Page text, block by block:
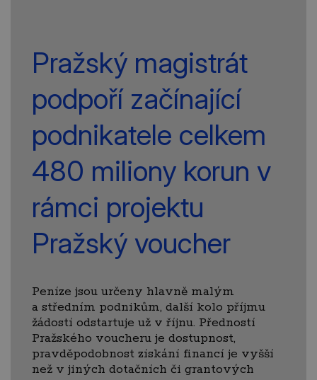
Pražský magistrát
podpoří začínající
podnikatele celkem
480 miliony korun v
rámci projektu
Pražský voucher
Peníze jsou určeny hlavně malým
a středním podnikům, další kolo příjmu
žádostí odstartuje už v říjnu. Předností
Pražského voucheru je dostupnost,
pravděpodobnost získání financí je vyšší
než v jiných dotačních či grantových